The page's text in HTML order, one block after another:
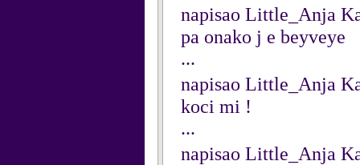
napisao Little_Anja
pa onako j e beyveye
...
napisao Little_Anja
koci mi !
...
napisao Little_Anja